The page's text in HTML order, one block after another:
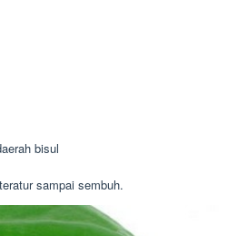
bisul
sampai sembuh.